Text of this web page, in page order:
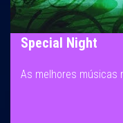
Special Night
As melhores músicas